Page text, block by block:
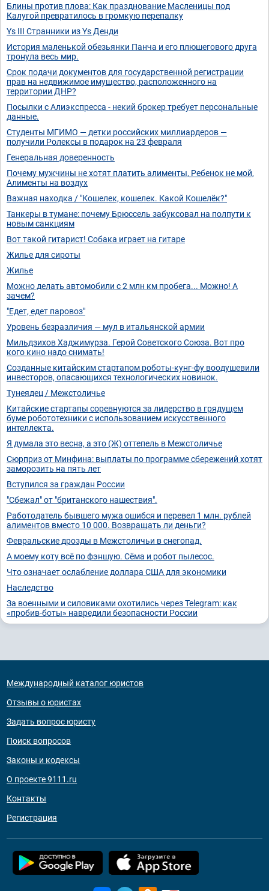
Блины против плова: Как празднование Масленицы под
Калугой превратилось в громкую перепалку
Ys III Странники из Ys Денди
История маленькой обезьянки Панча и его плюшегового друга
тронула весь мир.
Срок подачи документов для государственной регистрации
прав на недвижимое имущество, расположенного на
территории ДНР?
Посылки с Алиэкспресса - некий брокер требует персональные
данные.
Студенты МГИМО — детки российских миллиардеров —
получили Ролексы в подарок на 23 февраля
Генеральная доверенность
Почему мужчины не хотят платить алименты, Ребенок не мой,
Алименты на воздух
Важная находка / "Кошелек, кошелек. Какой Кошелёк?"
Танкеры в тумане: почему Брюссель забуксовал на полпути к
новым санкциям
Вот такой гитарист! Собака играет на гитаре
Жилье для сироты
Жилье
Можно делать автомобили с 2 млн км пробега... Можно! А
зачем?
"Едет, едет паровоз"
Уровень безразличия — мул в итальянской армии
Мильдзихов Хаджимурза. Герой Советского Союза. Вот про
кого кино надо снимать!
Созданные китайским стартапом роботы-кунг-фу воодушевили
инвесторов, опасающихся технологических новинок.
Тунеядец / Межстоличье
Китайские стартапы соревнуются за лидерство в грядущем
буме робототехники с использованием искусственного
интеллекта.
Я думала это весна, а это (Ж) оттепель в Межстоличье
Сюрприз от Минфина: выплаты по программе сбережений хотят
заморозить на пять лет
Вступился за граждан России
"Сбежал" от "британского нашествия".
Работодатель бывшего мужа ошибся и перевел 1 млн. рублей
алиментов вместо 10 000. Возвращать ли деньги?
Февральские дрозды в Межстоличьи в снегопад.
А моему коту всё по фэншую. Сёма и робот пылесос.
Что означает ослабление доллара США для экономики
Наследство
За военными и силовиками охотились через Telegram: как
«пробив-боты» навредили безопасности России
Международный каталог юристов
Отзывы о юристах
Задать вопрос юристу
Поиск вопросов
Законы и кодексы
О проекте 9111.ru
Контакты
Регистрация